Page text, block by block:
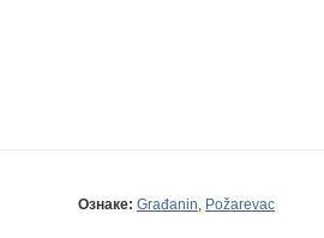
Ознаке: Građanin, Požarevac